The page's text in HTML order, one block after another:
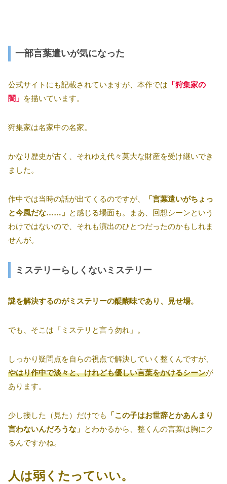
一部言葉遣いが気になった
公式サイトにも記載されていますが、本作では 「狩集家の
闇」 を描いています。
狩集家は名家中の名家。
かなり歴史が古く、それゆえ代々莫大な財産を受け継いでき
ました。
作中では当時の話が出てくるのですが、
「言葉遣いがちょっ
と今風だな……」 と感じる場面も。まあ、回想シーンという
わけではないので、それも演出のひとつだったのかもしれま
せんが。
ミステリーらしくないミステリー
謎を解決するのがミステリーの醍醐味であり、見せ場。
でも、そこは「ミステリと言う勿れ」。
しっかり疑問点を自らの視点で解決していく整くんですが、
やはり作中で淡々と、けれども優しい言葉をかけるシーンが
あります。
少し接した（見た）だけでも
「この子はお世辞とかあんまり
言わないんだろうな」 とわかるから、整くんの言葉は胸にク
るんですかね。
人は弱くたっていい。